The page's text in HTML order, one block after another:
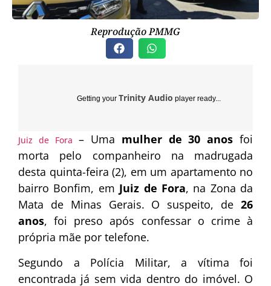
Reprodução PMMG
Getting your Trinity Audio player ready...
Juiz de Fora – Uma mulher de 30 anos foi
morta pelo companheiro na madrugada
desta quinta-feira (2), em um apartamento no
bairro Bonfim, em Juiz de Fora, na Zona da
Mata de Minas Gerais. O suspeito, de 26
anos, foi preso após confessar o crime à
própria mãe por telefone.
Segundo a Polícia Militar, a vítima foi
encontrada já sem vida dentro do imóvel. O